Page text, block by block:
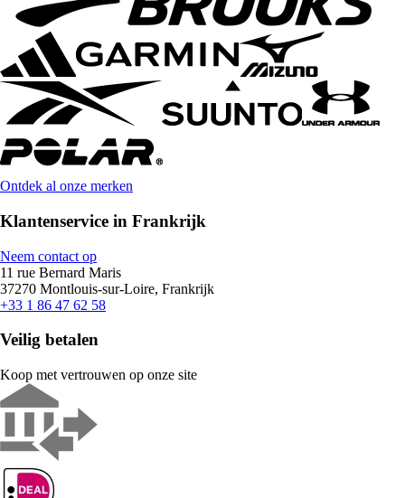
Ontdek al onze merken
Klantenservice in Frankrijk
Neem contact op
11 rue Bernard Maris
37270 Montlouis-sur-Loire, Frankrijk
+33 1 86 47 62 58
Veilig betalen
Koop met vertrouwen op onze site